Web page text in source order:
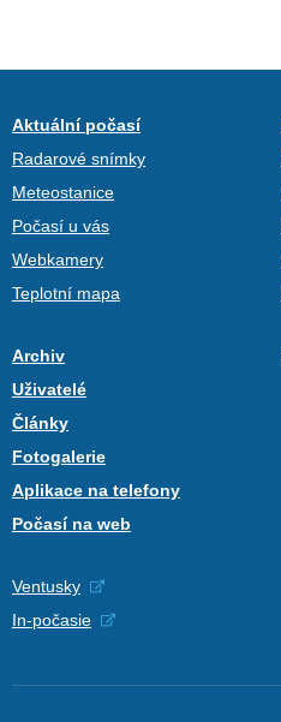
Aktuální počasí
Radarové snímky
Meteostanice
Počasí u vás
Webkamery
Teplotní mapa
Archiv
Uživatelé
Články
Fotogalerie
Aplikace na telefony
Počasí na web
Ventusky
In-počasie